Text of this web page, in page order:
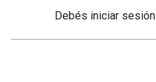
Debés iniciar sesión